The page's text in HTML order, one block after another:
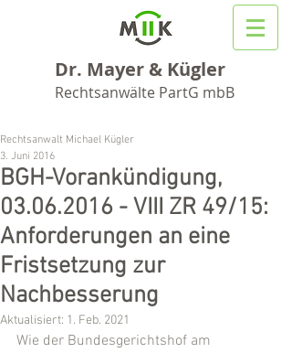
Dr. Mayer & Kügler
Rechtsanwälte PartG mbB
BGH-Vorankündigung,
03.06.2016 - VIII ZR 49/15:
Anforderungen an eine
Fristsetzung zur
Nachbesserung
Rechtsanwalt Michael Kügler
3. Juni 2016
Aktualisiert: 1. Feb. 2021
Wie der Bundesgerichtshof am